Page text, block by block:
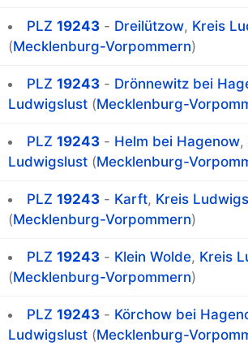
PLZ 19243 - Dreilützow, Kreis
(Mecklenburg-Vorpommern)
PLZ 19243 - Drönnewitz bei
Ludwigslust (Mecklenburg-
PLZ 19243 - Helm bei Hagenow,
Ludwigslust (Mecklenburg-
PLZ 19243 - Karft, Kreis
(Mecklenburg-Vorpommern)
PLZ 19243 - Klein Wolde, Kreis
(Mecklenburg-Vorpommern)
PLZ 19243 - Körchow bei
Ludwigslust (Mecklenburg-